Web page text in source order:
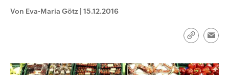
Von Eva-Maria Götz | 15.12.2016
Link